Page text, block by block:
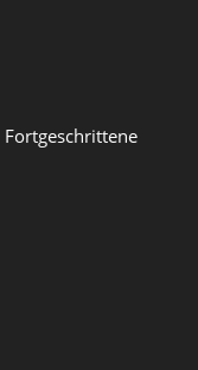
Fortgeschrittene